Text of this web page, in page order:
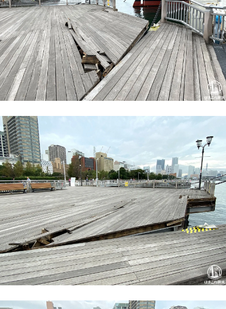
観光ガイド
ランキング
ブログ記事
サイトについて